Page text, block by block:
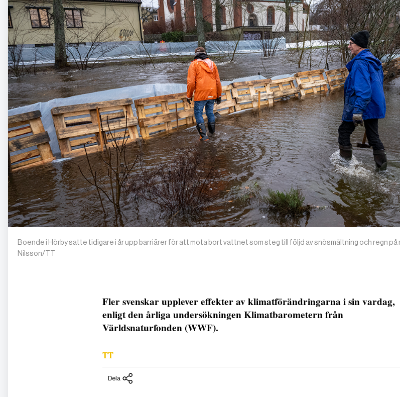
Boende i Hörby satte tidigare i år upp barriärer för att mota bort vattnet som steg till följd av snösmältning och regn på
Nilsson/TT
Fler svenskar upplever effekter av klimatförändringarna i sin vardag,
enligt den årliga undersökningen Klimatbarometern från
Världsnaturfonden (WWF).
TT
Dela